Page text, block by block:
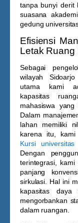
tanpa bunyi derit
suasana
gedung
Efisiensi
Letak Ruang
Sebagai
wilayah
utama kami
kapasitas
mahasiswa
Dalam
lahan memiliki
karena itu, kami
Kursi universitas
Dengan
terintegrasi,
panjang
sirkulasi. Hal ini
kapasitas
mengorbankan
dalam ruangan.